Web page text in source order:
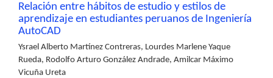
Relación entre hábitos de estudio y estilos de
aprendizaje en estudiantes peruanos de Ingeniería
AutoCAD
Ysrael Alberto Martínez Contreras, Lourdes Marlene Yaque
Rueda, Rodolfo Arturo González Andrade, Amilcar Máximo
Vicuña Ureta